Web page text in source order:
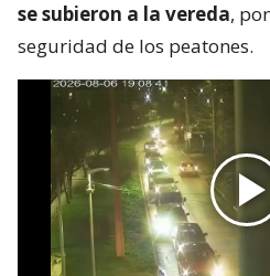
se subieron a la vereda,
seguridad de los peatones.